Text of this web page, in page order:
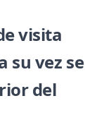
visita
su vez se
del